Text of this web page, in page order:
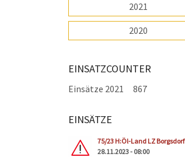
2021
2020
EINSATZCOUNTER
Einsätze 2021 867
EINSÄTZE
75/23 H:Öl-Land LZ Borgsdorf
28.11.2023 - 08:00
Seiten